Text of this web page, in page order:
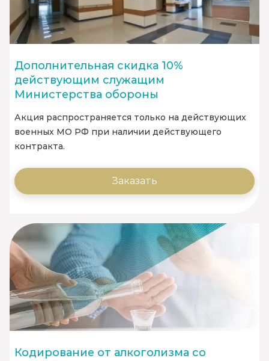
Дополнительная скидка 10%
действующим служащим
Министерства обороны
Акция распространяется только на действующих
военных МО РФ при наличии действующего
контракта.
Заказать
Кодирование от алкоголизма со